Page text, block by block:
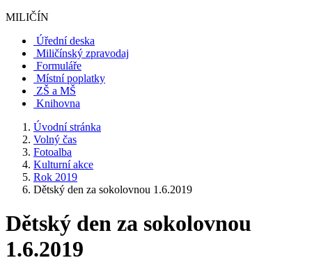
MILIČÍN
Úřední deska
Miličínský zpravodaj
Formuláře
Místní poplatky
ZŠ a MŠ
Knihovna
Úvodní stránka
Volný čas
Fotoalba
Kulturní akce
Rok 2019
Dětský den za sokolovnou 1.6.2019
Dětský den za sokolovnou
1.6.2019